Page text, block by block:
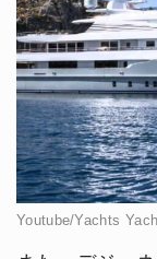
Youtube/Yachts